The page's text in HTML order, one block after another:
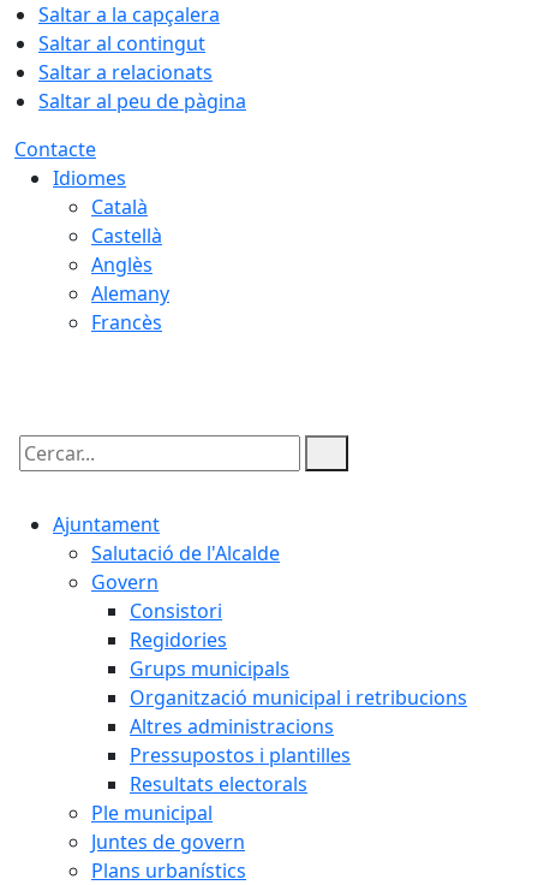
Saltar a la capçalera
Saltar al contingut
Saltar a relacionats
Saltar al peu de pàgina
Contacte
Idiomes
Català
Castellà
Anglès
Alemany
Francès
Cercar:
Ajuntament
Salutació de l'Alcalde
Govern
Consistori
Regidories
Grups municipals
Organització municipal i retribucions
Altres administracions
Pressupostos i plantilles
Resultats electorals
Ple municipal
Juntes de govern
Plans urbanístics